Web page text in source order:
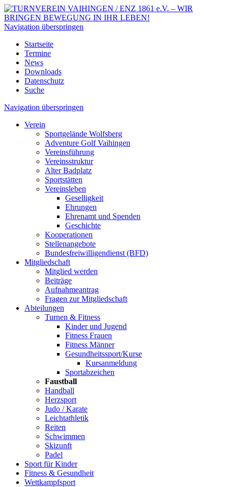
Navigation überspringen
Startseite
Termine
News
Downloads
Datenschutz
Suche
Navigation überspringen
Verein
Sportgelände Wolfsberg
Adventure Golf Vaihingen
Vereinsführung
Vereinsstruktur
Alter Badplatz
Sportstätten
Vereinsleben
Geselligkeit
Ehrungen
Ehrenamt und Spenden
Geschichte
Kooperationen
Stellenangebote
Bundesfreiwilligendienst (BFD)
Mitgliedschaft
Mitglied werden
Beiträge
Aufnahmeantrag
Fragen zur Mitgliedschaft
Abteilungen
Turnen & Fitness
Kinder und Jugend
Fitness Frauen
Fitness Männer
Gesundheitssport/Kurse
Kursanmeldung
Sportabzeichen
Faustball
Handball
Herzsport
Judo / Karate
Leichtathletik
Reiten
Schwimmen
Skizunft
Padel
Sport für Kinder
Fitness & Gesundheit
Wettkampfsport